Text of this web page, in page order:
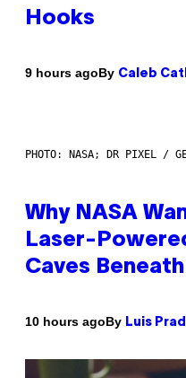
Hooks
9 hours agoBy Caleb
PHOTO: NASA; DR PIXEL /
Why NASA
Laser-
Caves
10 hours agoBy Luis